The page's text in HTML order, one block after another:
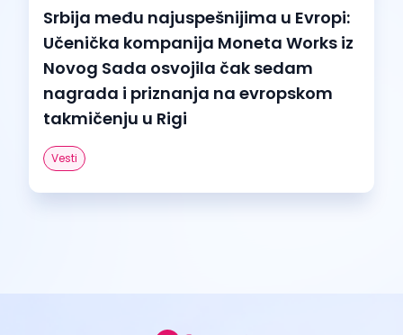
Srbija među najuspešnijima u Evropi:
Učenička kompanija Moneta Works iz
Novog Sada osvojila čak sedam
nagrada i priznanja na evropskom
takmičenju u Rigi
Vesti